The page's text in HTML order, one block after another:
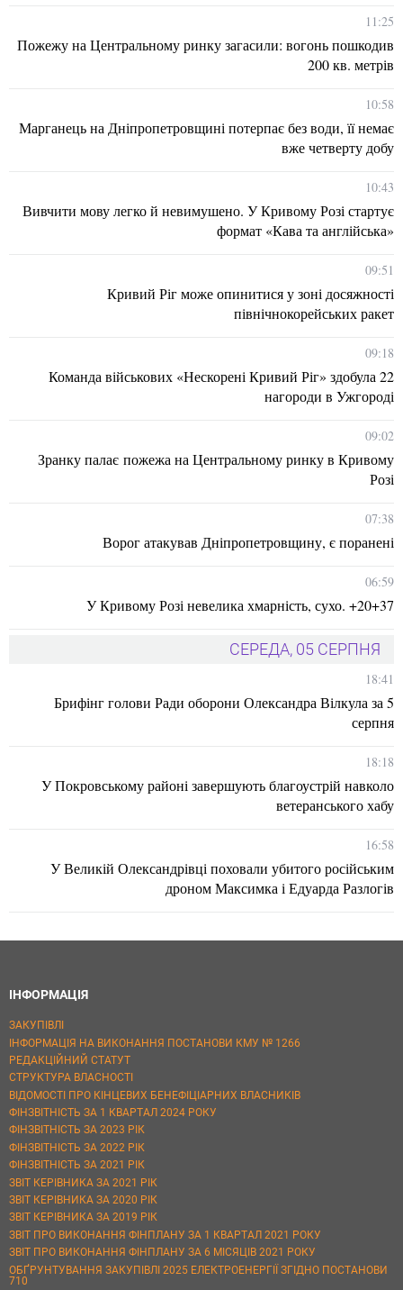
11:25
Пожежу на Центральному ринку загасили: вогонь пошкодив
200 кв. метрів
10:58
Марганець на Дніпропетровщині потерпає без води, її немає
вже четверту добу
10:43
Вивчити мову легко й невимушено. У Кривому Розі стартує
формат «Кава та англійська»
09:51
Кривий Ріг може опинитися у зоні досяжності
північнокорейських ракет
09:18
Команда військових «Нескорені Кривий Ріг» здобула 22
нагороди в Ужгороді
09:02
Зранку палає пожежа на Центральному ринку в Кривому
Розі
07:38
Ворог атакував Дніпропетровщину, є поранені
06:59
У Кривому Розі невелика хмарність, сухо. +20+37
СЕРЕДА, 05 СЕРПНЯ
18:41
Брифінг голови Ради оборони Олександра Вілкула за 5
серпня
18:18
У Покровському районі завершують благоустрій навколо
ветеранського хабу
16:58
У Великій Олександрівці поховали убитого російським
дроном Максимка і Едуарда Разлогів
ІНФОРМАЦІЯ
ЗАКУПІВЛІ
ІНФОРМАЦІЯ НА ВИКОНАННЯ ПОСТАНОВИ КМУ № 1266
РЕДАКЦІЙНИЙ СТАТУТ
СТРУКТУРА ВЛАСНОСТІ
ВІДОМОСТІ ПРО КІНЦЕВИХ БЕНЕФІЦІАРНИХ ВЛАСНИКІВ
ФІНЗВІТНІСТЬ ЗА 1 КВАРТАЛ 2024 РОКУ
ФІНЗВІТНІСТЬ ЗА 2023 РІК
ФІНЗВІТНІСТЬ ЗА 2022 РІК
ФІНЗВІТНІСТЬ ЗА 2021 РІК
ЗВІТ КЕРІВНИКА ЗА 2021 РІК
ЗВІТ КЕРІВНИКА ЗА 2020 РІК
ЗВІТ КЕРІВНИКА ЗА 2019 РІК
ЗВІТ ПРО ВИКОНАННЯ ФІНПЛАНУ ЗА 1 КВАРТАЛ 2021 РОКУ
ЗВІТ ПРО ВИКОНАННЯ ФІНПЛАНУ ЗА 6 МІСЯЦІВ 2021 РОКУ
ОБҐРУНТУВАННЯ ЗАКУПІВЛІ 2025 ЕЛЕКТРОЕНЕРГІЇ ЗГІДНО ПОСТАНОВИ
710